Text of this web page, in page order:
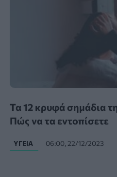
Τα 12 κρυφά σημάδια
Πώς να τα εντοπίσετε
ΥΓΕΊΑ 06:00, 22/12/2023